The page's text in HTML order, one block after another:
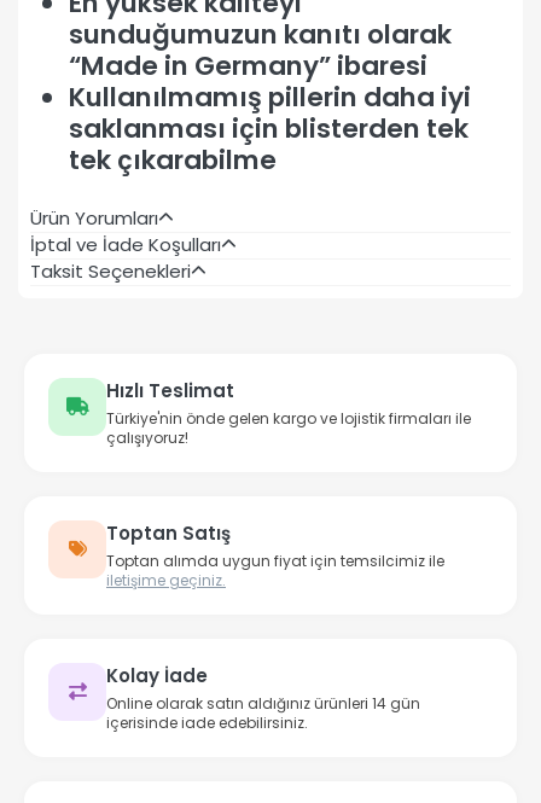
sunduğumuzun kanıtı olarak
“Made in Germany” ibaresi
Kullanılmamış pillerin daha iyi
saklanması için blisterden tek
tek çıkarabilme
Ürün Yorumları
İptal ve İade Koşulları
Taksit Seçenekleri
Hızlı Teslimat
Türkiye'nin önde gelen kargo ve lojistik firmaları ile
çalışıyoruz!
Toptan Satış
Toptan alımda uygun fiyat için temsilcimiz ile
iletişime geçiniz.
Kolay İade
Online olarak satın aldığınız ürünleri 14 gün
içerisinde iade edebilirsiniz.